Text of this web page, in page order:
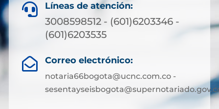
 Líneas de atención:
3008598512 - (601)6203346 -
(601)6203535
 Correo electrónico:
notaria66bogota@ucnc.com.co -